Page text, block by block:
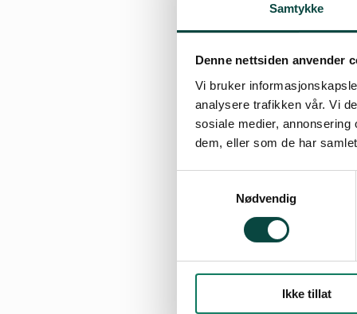
Samtykke
Denne nettsiden anvender
Vi bruker
analysere trafikken vår. Vi
sosiale medier,
dem, eller som de har
Nødvendig
Ikke tillat
Vi må løse
og møter,
grunnleggende
meninger enn
så tydelig at
Finnmark gjør
Kautokeino om
Taushet i denne
utrygghet.